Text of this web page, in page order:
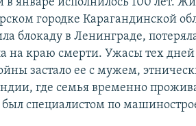
городке Карагандинской
блокаду в Ленинграде,
на краю смерти. Ужасы тех
застало ее с мужем,
где семья временно
был специалистом по